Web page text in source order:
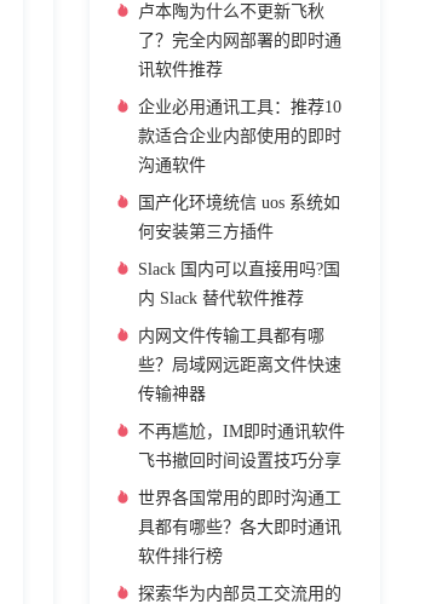
卢本陶为什么不更新飞秋
了？完全内网部署的即时通
讯软件推荐
企业必用通讯工具：推荐10
款适合企业内部使用的即时
沟通软件
国产化环境统信 uos 系统如
何安装第三方插件
Slack 国内可以直接用吗?国
内 Slack 替代软件推荐
内网文件传输工具都有哪
些？局域网远距离文件快速
传输神器
不再尴尬，IM即时通讯软件
飞书撤回时间设置技巧分享
世界各国常用的即时沟通工
具都有哪些？各大即时通讯
软件排行榜
探索华为内部员工交流用的